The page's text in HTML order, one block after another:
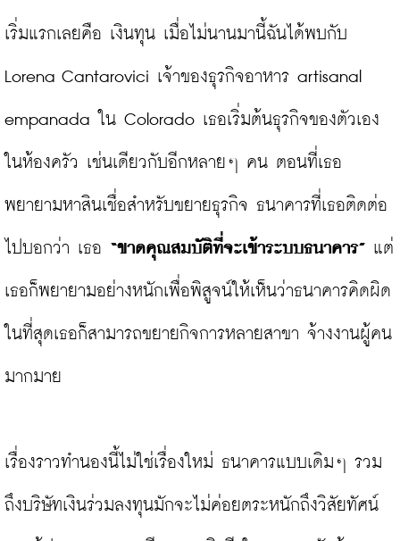
เริ่มแรกเลยคือ เงินทุน เมื่อไม่นานมานี้ฉันได้พบกับ
Lorena Cantarovici เจ้าของธุรกิจอาหาร artisanal
empanada ใน Colorado เธอเริ่มต้นธุรกิจของตัวเอง
ในห้องครัว เช่นเดียวกับอีกหลายๆ คน ตอนที่เธอ
พยายามหาสินเชื่อสำหรับขยายธุรกิจ ธนาคารที่เธอติดต่อ
ไปบอกว่า เธอ “ขาดคุณสมบัติที่จะเข้าระบบธนาคาร” แต่
เธอก็พยายามอย่างหนักเพื่อพิสูจน์ให้เห็นว่าธนาคารคิดผิด
ในที่สุดเธอก็สามารถขยายกิจการหลายสาขา จ้างงานผู้คน
มากมาย
เรื่องราวทำนองนี้ไม่ใช่เรื่องใหม่ ธนาคารแบบเดิมๆ รวม
ถึงบริษัทเงินร่วมลงทุนมักจะไม่ค่อยตระหนักถึงวิสัยทัศน์